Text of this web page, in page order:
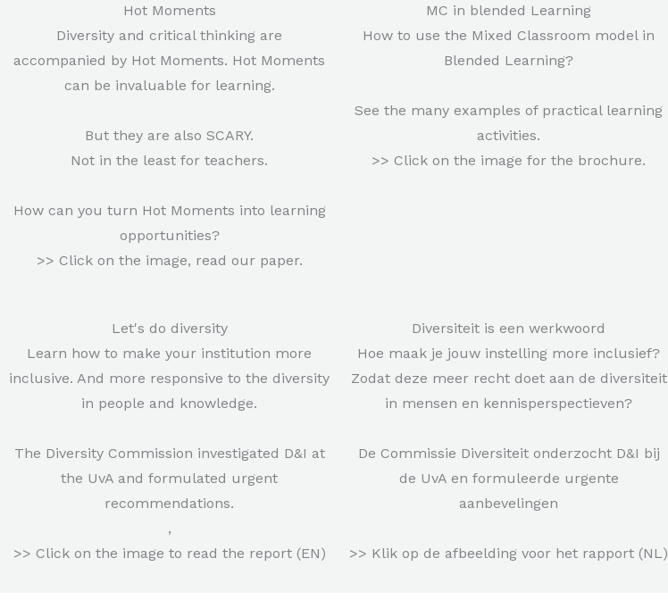
Hot Moments
Diversity and critical thinking are
accompanied by Hot Moments. Hot Moments
can be invaluable for learning.
But they are also SCARY.
Not in the least for teachers.
How can you turn Hot Moments into learning
opportunities?
>> Click on the image, read our paper.
MC in blended Learning
How to use the Mixed Classroom model in
Blended Learning?
See the many examples of practical learning
activities.
>> Click on the image for the brochure.
Let's do diversity
Learn how to make your institution more
inclusive. And more responsive to the diversity
in people and knowledge.
The Diversity Commission investigated D&I at
the UvA and formulated urgent
recommendations.
,
>> Click on the image to read the report (EN)
Diversiteit is een werkwoord
Hoe maak je jouw instelling more inclusief?
Zodat deze meer recht doet aan de diversiteit
in mensen en kennisperspectieven?
De Commissie Diversiteit onderzocht D&I bij
de UvA en formuleerde urgente
aanbevelingen
>> Klik op de afbeelding voor het rapport (NL)